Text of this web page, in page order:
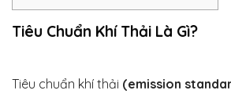
Tiêu Chuẩn Khí Thải Là Gì?
Tiêu chuẩn khí thải (emission